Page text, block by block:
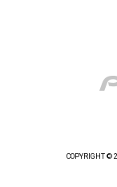
COPYRIGHT ©